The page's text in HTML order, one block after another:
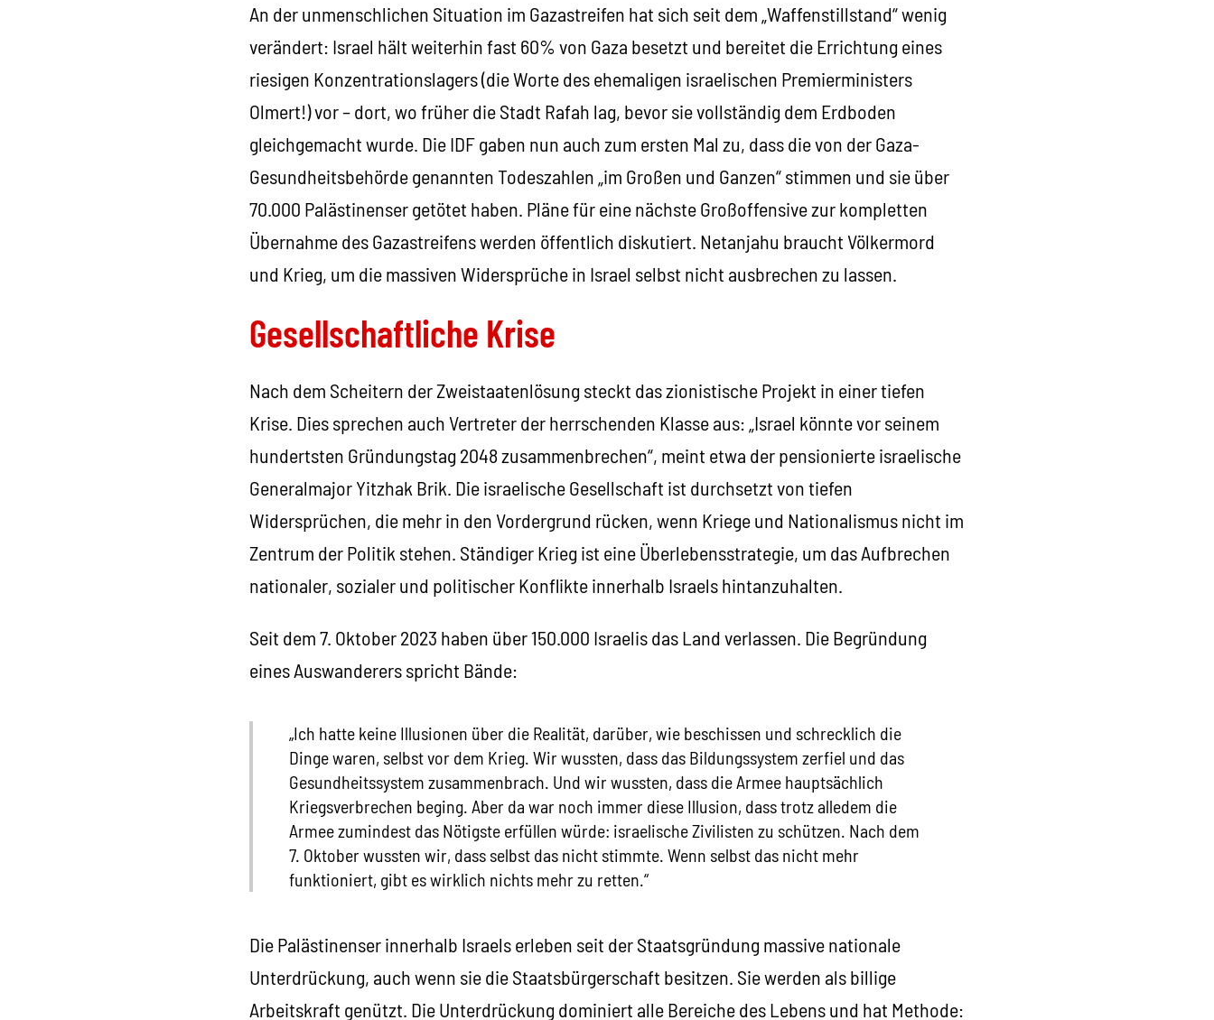
An der unmenschlichen Situation im Gazastreifen hat sich seit dem „Waffenstillstand“ wenig
verändert: Israel hält weiterhin fast 60% von Gaza besetzt und bereitet die Errichtung eines
riesigen Konzentrationslagers (die Worte des ehemaligen israelischen Premierministers
Olmert!) vor – dort, wo früher die Stadt Rafah lag, bevor sie vollständig dem Erdboden
gleichgemacht wurde. Die IDF gaben nun auch zum ersten Mal zu, dass die von der Gaza-
Gesundheitsbehörde genannten Todeszahlen „im Großen und Ganzen“ stimmen und sie über
70.000 Palästinenser getötet haben. Pläne für eine nächste Großoffensive zur kompletten
Übernahme des Gazastreifens werden öffentlich diskutiert. Netanjahu braucht Völkermord
und Krieg, um die massiven Widersprüche in Israel selbst nicht ausbrechen zu lassen.
Gesellschaftliche Krise
Nach dem Scheitern der Zweistaatenlösung steckt das zionistische Projekt in einer tiefen
Krise. Dies sprechen auch Vertreter der herrschenden Klasse aus: „Israel könnte vor seinem
hundertsten Gründungstag 2048 zusammenbrechen“, meint etwa der pensionierte israelische
Generalmajor Yitzhak Brik. Die israelische Gesellschaft ist durchsetzt von tiefen
Widersprüchen, die mehr in den Vordergrund rücken, wenn Kriege und Nationalismus nicht im
Zentrum der Politik stehen. Ständiger Krieg ist eine Überlebensstrategie, um das Aufbrechen
nationaler, sozialer und politischer Konflikte innerhalb Israels hintanzuhalten.
Seit dem 7. Oktober 2023 haben über 150.000 Israelis das Land verlassen. Die Begründung
eines Auswanderers spricht Bände:
„Ich hatte keine Illusionen über die Realität, darüber, wie beschissen und schrecklich die
Dinge waren, selbst vor dem Krieg. Wir wussten, dass das Bildungssystem zerfiel und das
Gesundheitssystem zusammenbrach. Und wir wussten, dass die Armee hauptsächlich
Kriegsverbrechen beging. Aber da war noch immer diese Illusion, dass trotz alledem die
Armee zumindest das Nötigste erfüllen würde: israelische Zivilisten zu schützen. Nach dem
7. Oktober wussten wir, dass selbst das nicht stimmte. Wenn selbst das nicht mehr
funktioniert, gibt es wirklich nichts mehr zu retten.“
Die Palästinenser innerhalb Israels erleben seit der Staatsgründung massive nationale
Unterdrückung, auch wenn sie die Staatsbürgerschaft besitzen. Sie werden als billige
Arbeitskraft genützt. Die Unterdrückung dominiert alle Bereiche des Lebens und hat Methode: